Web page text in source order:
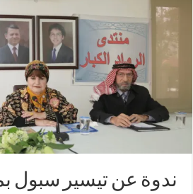
ندوة عن تيسير سبول